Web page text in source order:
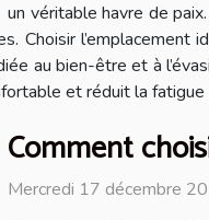
un véritable havre de
Choisir
au bien-être et à
et réduit la
Comment
Mercredi 17 décembre